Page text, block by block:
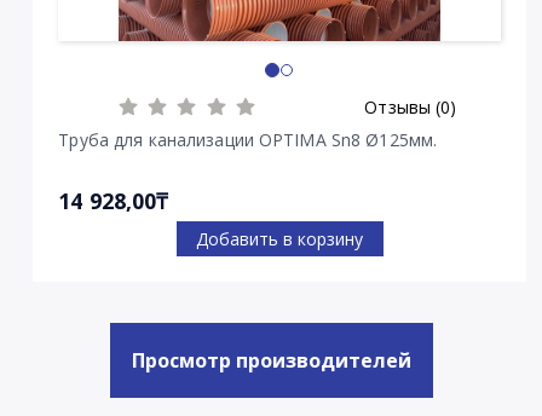
Отзывы (0)
Труба для канализации OPTIMA Sn8 Ø125мм.
14 928,00₸
Добавить в корзину
Просмотр производителей